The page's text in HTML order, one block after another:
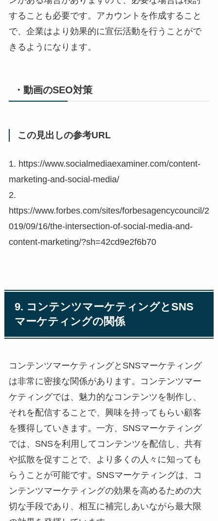
することも必要です。アカウントを作成すること
で、企業はより効果的に宣伝活動を行うことがで
きるようになります。
・動画のSEO対策
この見出しの参考URL
1. https://www.socialmediaexaminer.com/content-
marketing-and-social-media/
2.
https://www.forbes.com/sites/forbesagencycouncil/2
019/09/16/the-intersection-of-social-media-and-
content-marketing/?sh=42cd9e2f6b70
9. コンテンツマーケティングとSNS
マーケティングの関係
コンテンツマーケティングとSNSマーケティング
は非常に密接な関係があります。コンテンツマー
ケティングでは、魅力的なコンテンツを制作し、
それを配信することで、興味を持ってもらい顧客
を獲得していきます。一方、SNSマーケティング
では、SNSを利用してコンテンツを配信し、共有
や拡散を促すことで、より多くの人々に知っても
らうことが可能です。SNSマーケティングは、コ
ンテンツマーケティングの効果を高めるための大
切な手段であり、相互に補完しあいながら最大限